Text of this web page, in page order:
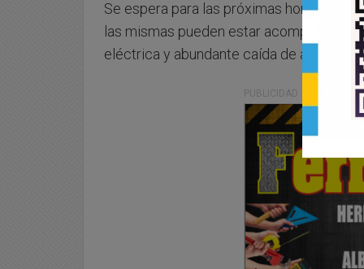
Se espera para las próximas horas el
las mismas pueden estar acompañada
eléctrica y abundante caída de agua en
PUBLICIDAD